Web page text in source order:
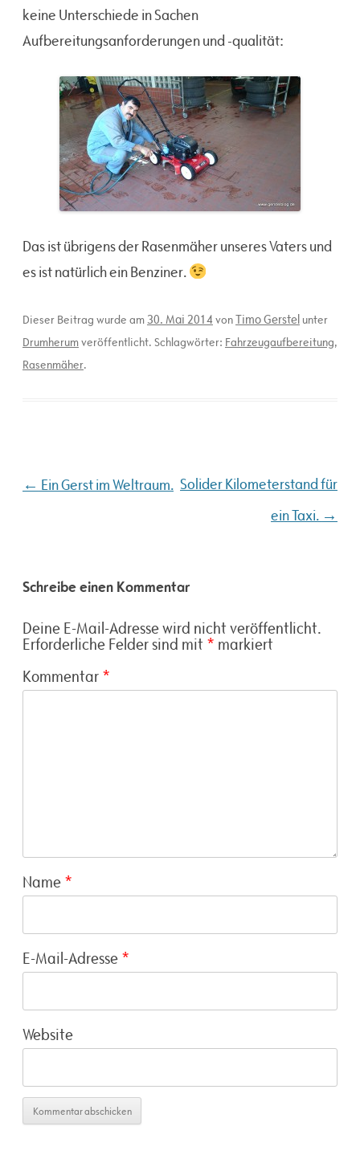
keine Unterschiede in Sachen
Aufbereitungsanforderungen und -qualität:
Das ist übrigens der Rasenmäher unseres Vaters und
es ist natürlich ein Benziner.
Dieser Beitrag wurde am 30. Mai 2014 vonTimo Gerstel unter
Drumherumveröffentlicht. Schlagwörter: Fahrzeugaufbereitung,
Rasenmäher.
Beitragsnavigation
← Ein Gerst im Weltraum. Solider Kilometerstand für
ein Taxi. →
Schreibe einen Kommentar
Deine E-Mail-Adresse wird nicht veröffentlicht.
Erforderliche Felder sind mit * markiert
Kommentar *
Name *
E-Mail-Adresse *
Website